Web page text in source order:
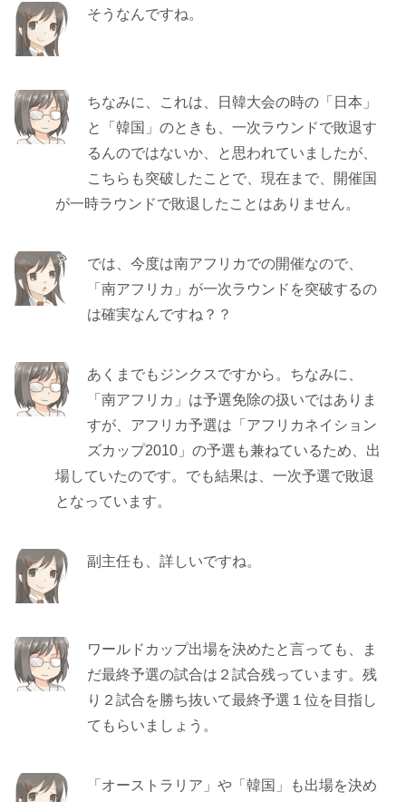
そうなんですね。
ちなみに、これは、日韓大会の時の「日本」
と「韓国」のときも、一次ラウンドで敗退す
るんのではないか、と思われていましたが、
こちらも突破したことで、現在まで、開催国
が一時ラウンドで敗退したことはありません。
では、今度は南アフリカでの開催なので、
「南アフリカ」が一次ラウンドを突破するの
は確実なんですね？？
あくまでもジンクスですから。ちなみに、
「南アフリカ」は予選免除の扱いではありま
すが、アフリカ予選は「アフリカネイション
ズカップ2010」の予選も兼ねているため、出
場していたのです。でも結果は、一次予選で敗退
となっています。
副主任も、詳しいですね。
ワールドカップ出場を決めたと言っても、ま
だ最終予選の試合は２試合残っています。残
り２試合を勝ち抜いて最終予選１位を目指し
てもらいましょう。
「オーストラリア」や「韓国」も出場を決め